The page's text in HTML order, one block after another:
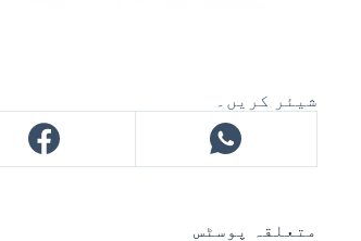
شیئر کریں۔
متعلقہ پوسٹس